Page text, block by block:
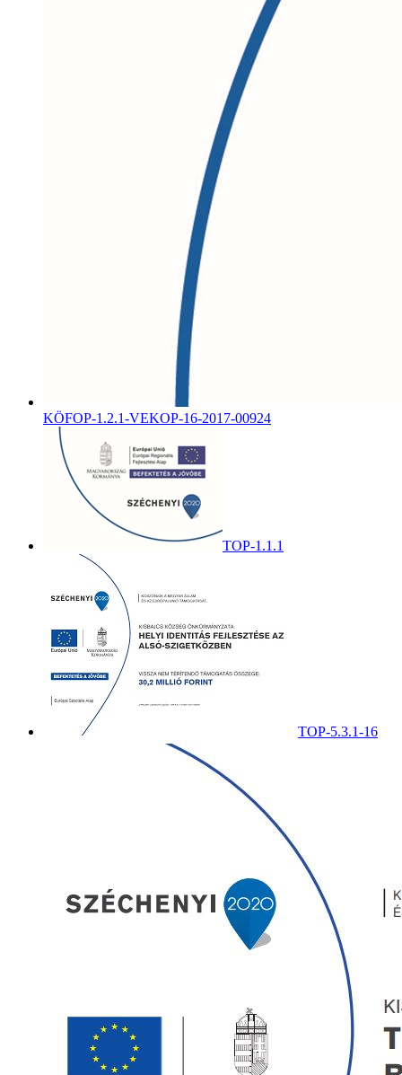
KÖFOP-1.2.1-VEKOP-16-2017-00924
TOP-1.1.1
TOP-5.3.1-16